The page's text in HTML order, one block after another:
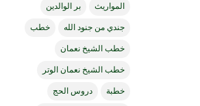
المواريث بر الوالدين
جندي من جنود الله خطب
خطب الشيخ نعمان
خطب الشيخ نعمان الوتر
خطبة دروس الحج